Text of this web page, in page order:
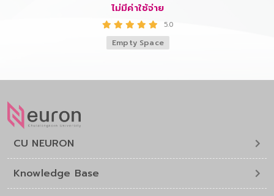
ไม่มีค่าใช้จ่าย
5.0
Empty Space
CU NEURON
Knowledge Base